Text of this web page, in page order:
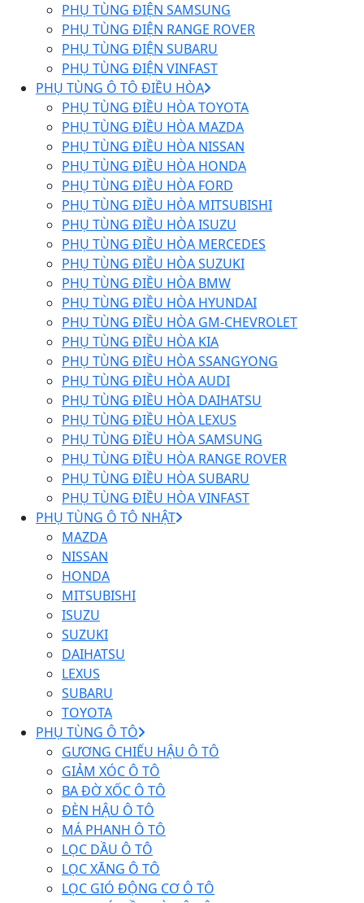
PHỤ TÙNG ĐIỆN SAMSUNG
PHỤ TÙNG ĐIỆN RANGE ROVER
PHỤ TÙNG ĐIỆN SUBARU
PHỤ TÙNG ĐIỆN VINFAST
PHỤ TÙNG Ô TÔ ĐIỀU HÒA
PHỤ TÙNG ĐIỀU HÒA TOYOTA
PHỤ TÙNG ĐIỀU HÒA MAZDA
PHỤ TÙNG ĐIỀU HÒA NISSAN
PHỤ TÙNG ĐIỀU HÒA HONDA
PHỤ TÙNG ĐIỀU HÒA FORD
PHỤ TÙNG ĐIỀU HÒA MITSUBISHI
PHỤ TÙNG ĐIỀU HÒA ISUZU
PHỤ TÙNG ĐIỀU HÒA MERCEDES
PHỤ TÙNG ĐIỀU HÒA SUZUKI
PHỤ TÙNG ĐIỀU HÒA BMW
PHỤ TÙNG ĐIỀU HÒA HYUNDAI
PHỤ TÙNG ĐIỀU HÒA GM-CHEVROLET
PHỤ TÙNG ĐIỀU HÒA KIA
PHỤ TÙNG ĐIỀU HÒA SSANGYONG
PHỤ TÙNG ĐIỀU HÒA AUDI
PHỤ TÙNG ĐIỀU HÒA DAIHATSU
PHỤ TÙNG ĐIỀU HÒA LEXUS
PHỤ TÙNG ĐIỀU HÒA SAMSUNG
PHỤ TÙNG ĐIỀU HÒA RANGE ROVER
PHỤ TÙNG ĐIỀU HÒA SUBARU
PHỤ TÙNG ĐIỀU HÒA VINFAST
PHỤ TÙNG Ô TÔ NHẬT
MAZDA
NISSAN
HONDA
MITSUBISHI
ISUZU
SUZUKI
DAIHATSU
LEXUS
SUBARU
TOYOTA
PHỤ TÙNG Ô TÔ
GƯƠNG CHIẾU HẬU Ô TÔ
GIẢM XÓC Ô TÔ
BA ĐỜ XỐC Ô TÔ
ĐÈN HẬU Ô TÔ
MÁ PHANH Ô TÔ
LỌC DẦU Ô TÔ
LỌC XĂNG Ô TÔ
LỌC GIÓ ĐỘNG CƠ Ô TÔ